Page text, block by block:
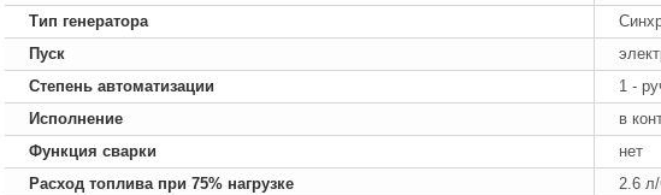
Тип генератора
Пуск
Степень автоматизации
1 -
Исполнение
в
Функция сварки
нет
Расход топлива при 75% нагрузке
2.6 л/